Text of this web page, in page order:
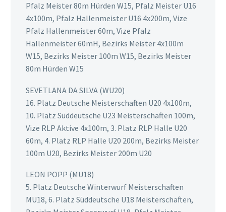
Pfalz Meister 80m Hürden W15, Pfalz Meister U16
4x100m, Pfalz Hallenmeister U16 4x200m, Vize
Pfalz Hallenmeister 60m, Vize Pfalz
Hallenmeister 60mH, Bezirks Meister 4x100m
W15, Bezirks Meister 100m W15, Bezirks Meister
80m Hürden W15
SEVETLANA DA SILVA (WU20)
16. Platz Deutsche Meisterschaften U20 4x100m,
10. Platz Süddeutsche U23 Meisterschaften 100m,
Vize RLP Aktive 4x100m, 3. Platz RLP Halle U20
60m, 4. Platz RLP Halle U20 200m, Bezirks Meister
100m U20, Bezirks Meister 200m U20
LEON POPP (MU18)
5. Platz Deutsche Winterwurf Meisterschaften
MU18, 6. Platz Süddeutsche U18 Meisterschaften,